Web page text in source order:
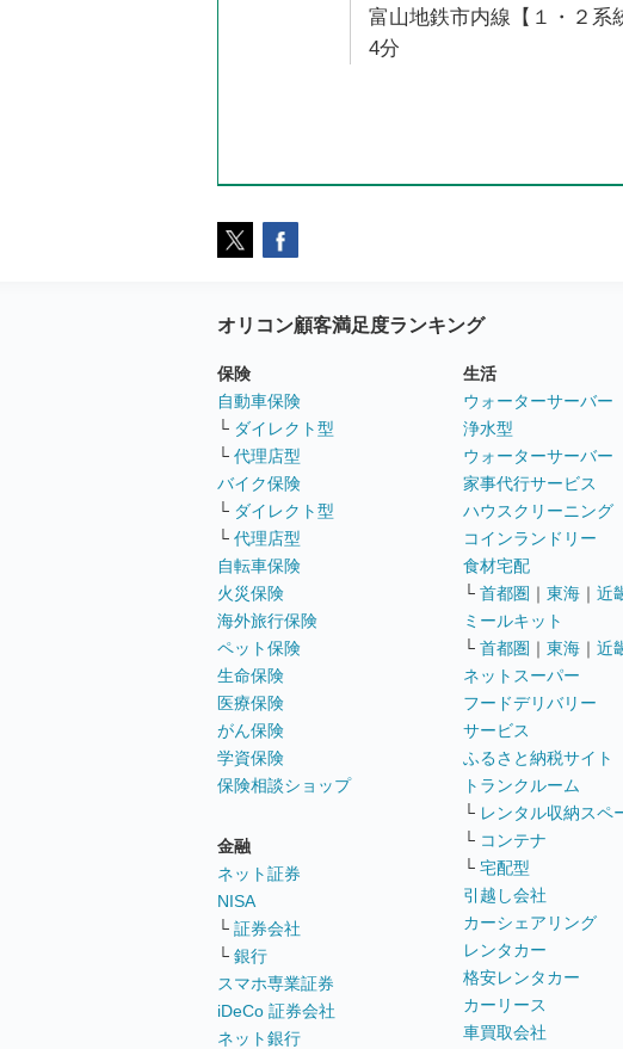
富山地鉄市内線【１・２系
4分
オリコン顧客満足度ランキング
保険
自動車保険
└ ダイレクト型
└ 代理店型
バイク保険
└ ダイレクト型
└ 代理店型
自転車保険
火災保険
海外旅行保険
ペット保険
生命保険
医療保険
がん保険
学資保険
保険相談ショップ
金融
ネット証券
NISA
└ 証券会社
└ 銀行
スマホ専業証券
iDeCo 証券会社
ネット銀行
生活
ウォーターサーバー
浄水型
ウォーターサーバー
家事代行サービス
ハウスクリーニング
コインランドリー
食材宅配
└ 首都圏 ｜ 東海 ｜ 近
ミールキット
└ 首都圏 ｜ 東海 ｜ 近
ネットスーパー
フードデリバリー
サービス
ふるさと納税サイト
トランクルーム
└ レンタル収納スペ
└ コンテナ
└ 宅配型
引越し会社
カーシェアリング
レンタカー
格安レンタカー
カーリース
車買取会社